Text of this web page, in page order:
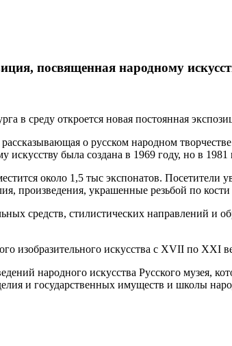
посвященная народному
в среду откроется новая постоянная
о русском народном
искусству была создана в 1969 году, но в
около 1,5 тыс экспонатов.
произведения, украшенные резьбой по кости
средств, стилистических направлений
изобразительного искусства с XVII по XXI
народного искусства Русского музея,
и государственных имуществ и школы